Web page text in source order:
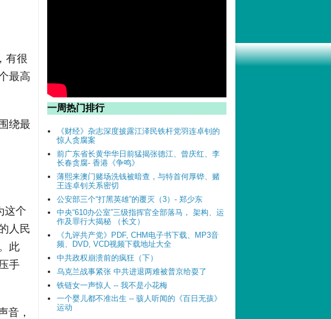
有很
最高
绕最
这个
人民
此
手
音，
一周热门排行
《财经》杂志深度披露江泽民铁杆党羽连卓钊的
惊人贪腐案
前广东省长黄华华日前猛揭张德江、曾庆红、李
长春贪腐- 香港《争鸣》
薄熙来澳门赌场洗钱被暗查，与特首何厚铧、赌
王连卓钊关系密切
公安部三个“打黑英雄”的覆灭（3）- 郑少东
中央“610办公室”三级指挥官全部落马， 架构、运
作及罪行大揭秘 （长文）
《九评共产党》PDF, CHM电子书下载、MP3音
频、DVD, VCD视频下载地址大全
中共政权崩溃前的疯狂（下）
乌克兰战事紧张 中共进退两难被普京给耍了
铁链女一声惊人 -- 我不是小花梅
一个婴儿都不准出生 -- 骇人听闻的《百日无孩》
运动